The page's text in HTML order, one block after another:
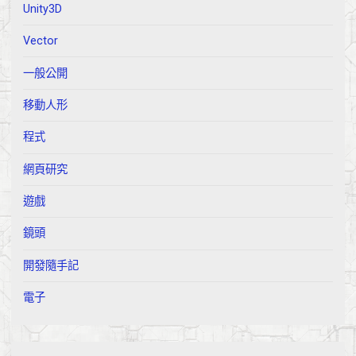
Unity3D
Vector
一般公開
移動人形
程式
網頁研究
遊戲
鏡頭
開發隨手記
電子